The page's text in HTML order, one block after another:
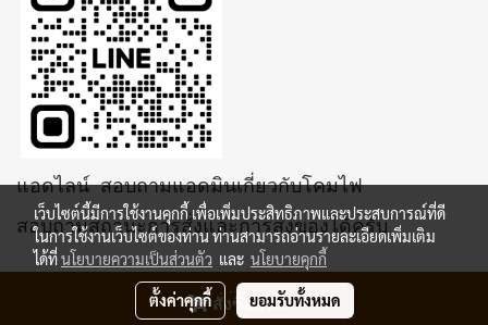
สั่งซื้อสินค้า
แอดไลน์ สอบถามแอดมินเกี่ยวกับโคมไฟ
สอบถามสถานะการสั่งและการส่งของได้ครับ
เว็บไซต์นี้มีการใช้งานคุกกี้ เพื่อเพิ่มประสิทธิภาพและประสบการณ์ที่ดี
ในการใช้งานเว็บไซต์ของท่าน ท่านสามารถอ่านรายละเอียดเพิ่มเติม
ได้ที่นโยบายความเป็นส่วนตัว และ นโยบายคุกกี้
ตั้งค่าคุกกี้ ยอมรับทั้งหมด